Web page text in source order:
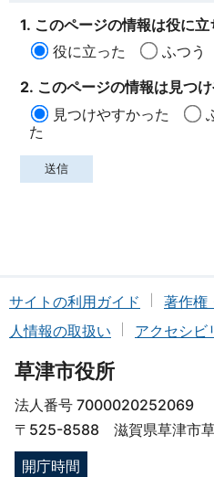
1. このページの情報は役に立
役に立った
ふつう
2. このページの情報は見つ
見つけやすかった
た
サイトの利用ガイド 著作権
人情報の取扱い
アクセシビ
草津市役所
法人番号 7000020252069
〒525-8588 滋賀県草津市
開庁時間